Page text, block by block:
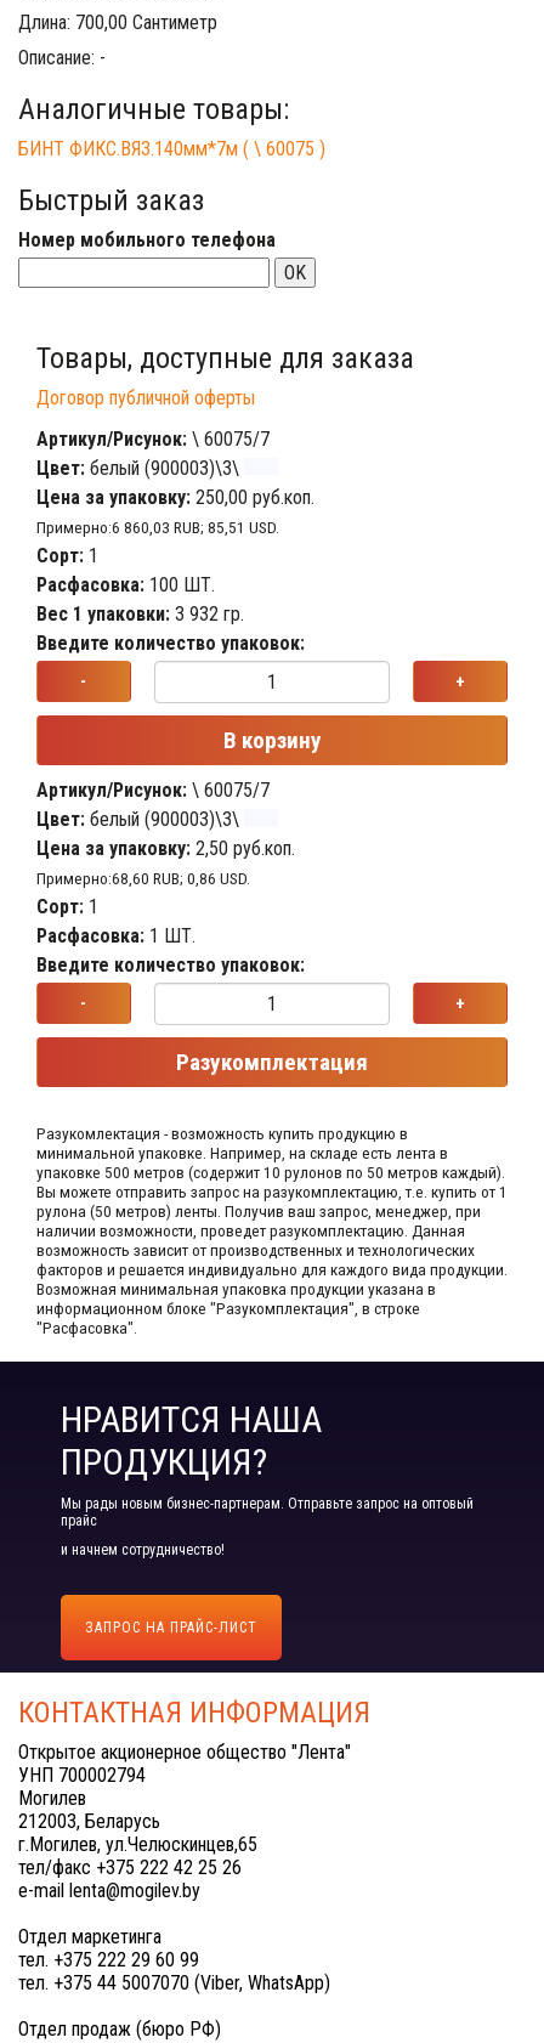
Длина: 700,00 Сантиметр
Описание: -
Аналогичные товары:
БИНТ ФИКС.ВЯЗ.140мм*7м ( \ 60075 )
Быстрый заказ
Номер мобильного телефона
OK
Товары, доступные для заказа
Договор публичной оферты
Артикул/Рисунок: \ 60075/7
Цвет: белый (900003)\3\
Цена за упаковку: 250,00 руб.коп.
Примерно:6 860,03 RUB; 85,51 USD.
Сорт: 1
Расфасовка: 100 ШТ.
Вес 1 упаковки: 3 932 гр.
Введите количество упаковок:
- +
В корзину
Артикул/Рисунок: \ 60075/7
Цвет: белый (900003)\3\
Цена за упаковку: 2,50 руб.коп.
Примерно:68,60 RUB; 0,86 USD.
Сорт: 1
Расфасовка: 1 ШТ.
Введите количество упаковок:
- +
Разукомплектация
Разукомлектация - возможность купить продукцию в
минимальной упаковке. Например, на складе​ есть лента в
упаковке 500 метров (содержит 10 рулонов по 50 метров каждый).​
Вы можете отправить запрос на разукомплектацию, т.е. купить от 1
рулона (50 метров) ленты. Получив ваш запрос,​ менеджер, при
наличии возможности, проведет разукомплектацию. Данная
возможность зависит от производственных​ и технологических
факторов и решается индивидуально для каждого вида продукции.​
Возможная минимальная упаковка продукции указана в
информационном блоке "Разукомплектация", в строке
"Расфасовка".
НРАВИТСЯ НАША
ПРОДУКЦИЯ?
Мы рады новым бизнес-партнерам. Отправьте запрос на оптовый
прайс
и начнем сотрудничество!
ЗАПРОС НА ПРАЙС-ЛИСТ
КОНТАКТНАЯ ИНФОРМАЦИЯ
Открытое акционерное общество "Лента"
УНП 700002794
Могилев
212003, Беларусь
г.Могилев, ул.Челюскинцев,65
тел/факс +375 222 42 25 26
e-mail lenta@mogilev.by
Отдел маркетинга
тел. +375 222 29 60 99
тел. +375 44 5007070 (Viber, WhatsApp)
Отдел продаж (бюро РФ)